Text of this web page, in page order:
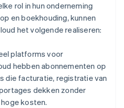
rol in hun onderneming
en boekhouding, kunnen
het volgende realiseren:
platforms voor
hebben abonnementen op
die facturatie, registratie van
dekken zonder
kosten.